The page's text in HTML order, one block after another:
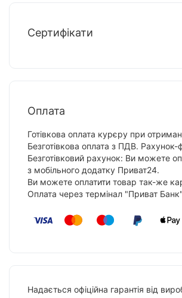
Сертифікати
Оплата
Готівкова оплата курєру при
Безготівкова оплата з ПДВ.
Безготівковий рахунок: Ви можете
з мобільного додатку Приват24.
Ви можете оплатити товар так-же
Оплата через термінал "Приват
Надається офіційна гарантія від